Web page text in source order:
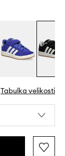
Tabulka velikosti